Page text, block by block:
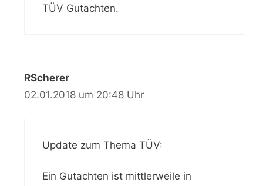
TÜV Gutachten.
RScherer
02.01.2018 um 20:48 Uhr
Update zum Thema TÜV:
Ein Gutachten ist mittlerweile in